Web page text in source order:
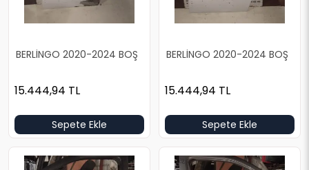
BERLİNGO 2020-2024 BOŞ
15.444,94 TL
Sepete Ekle
BERLİNGO 2020-2024 BOŞ
15.444,94 TL
Sepete Ekle